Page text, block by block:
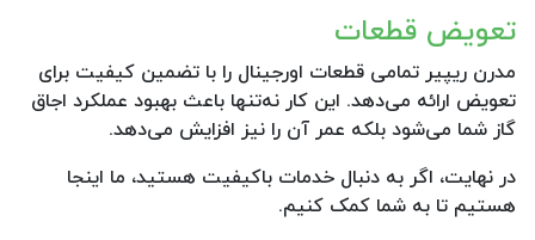
تعویض قطعات
مدرن ریپیر تمامی قطعات اورجینال را با تضمین کیفیت برای
تعویض ارائه می‌دهد. این کار نه‌تنها باعث بهبود عملکرد اجاق
گاز شما می‌شود بلکه عمر آن را نیز افزایش می‌دهد.
در نهایت، اگر به دنبال خدمات باکیفیت هستید، ما اینجا
هستیم تا به شما کمک کنیم.